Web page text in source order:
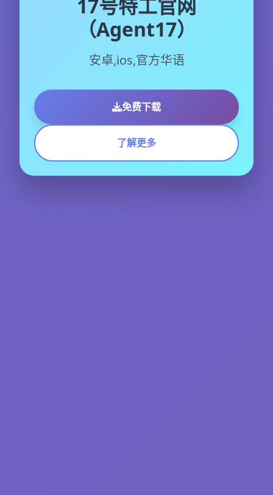
17号特工官网
（Agent17）
安卓,ios,官方华语
免费下载
了解更多